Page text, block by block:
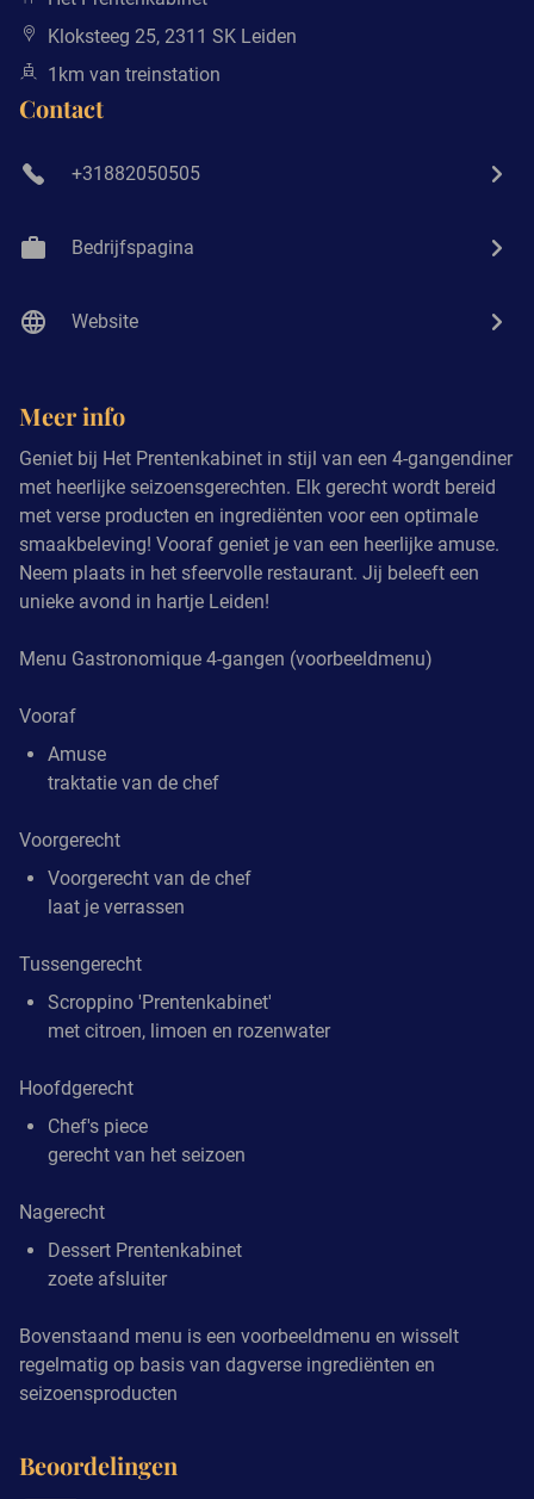
Kloksteeg 25, 2311 SK Leiden
1km van treinstation
Contact
+31882050505
Bedrijfspagina
Website
Meer info
Geniet bij Het Prentenkabinet in stijl van een 4-gangendiner
met heerlijke seizoensgerechten. Elk gerecht wordt bereid
met verse producten en ingrediënten voor een optimale
smaakbeleving! Vooraf geniet je van een heerlijke amuse.
Neem plaats in het sfeervolle restaurant. Jij beleeft een
unieke avond in hartje Leiden!
Menu Gastronomique 4-gangen (voorbeeldmenu)
Vooraf
Amuse
traktatie van de chef
Voorgerecht
Voorgerecht van de chef
laat je verrassen
Tussengerecht
Scroppino 'Prentenkabinet'
met citroen, limoen en rozenwater
Hoofdgerecht
Chef's piece
gerecht van het seizoen
Nagerecht
Dessert Prentenkabinet
zoete afsluiter
Bovenstaand menu is een voorbeeldmenu en wisselt
regelmatig op basis van dagverse ingrediënten en
seizoensproducten
Beoordelingen